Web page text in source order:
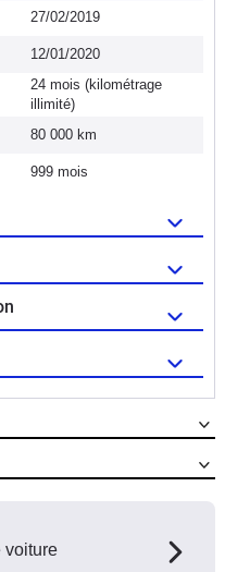
27/02/2019
12/01/2020
24 mois (kilométrage
illimité)
80 000 km
999 mois
voiture